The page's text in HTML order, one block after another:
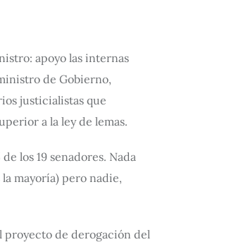
apoyo las internas
de Gobierno,
justicialistas que
a la ley de lemas.
los 19 senadores. Nada
mayoría) pero nadie,
proyecto de derogación del